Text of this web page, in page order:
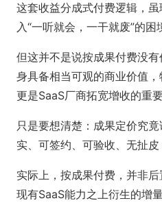
这套收益分成式付费逻辑，
入“一听就会，一干就废”的困
但这并不是说按成果付费没
身具备相当可观的商业价值
更是SaaS厂商拓宽增收的重要
只是要想清楚：成果定价究
实、可签约、可验收、无扯皮
实际上，按成果付费，并非
现有SaaS能力之上衍生的增